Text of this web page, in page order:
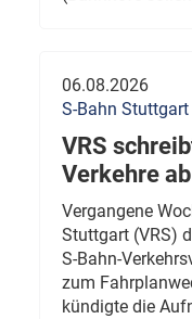
06.08.2026
S-Bahn Stuttgart
VRS
Verkehre
Vergangene
Stuttgart (VRS)
S-Bahn-
zum
kündigte die